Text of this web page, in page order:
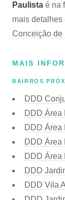
Paulista é na
mais detalhes
Conceição de
MAIS
BAIRROS
DDD
DDD Área
DDD Área
DDD Área
DDD Área
DDD
DDD Vila